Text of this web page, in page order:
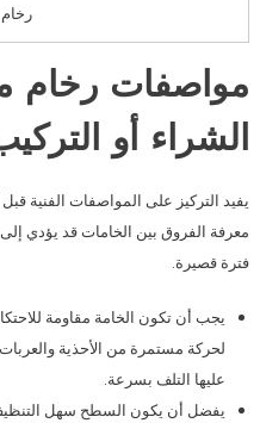
مواصفات رخام
الشراء أو
يفيد التركيز على المواصفات الفنية
معرفة الفروق بين الخامات قد يؤدي
فترة قصيرة.
يجب أن تكون الخامة مقاومة
لحركة مستمرة من الأحذية والعربات
عليها التلف بسرعة.
يفضل أن يكون السطح سهل التنظيف